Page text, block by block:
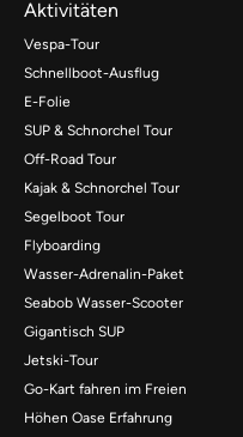
Aktivitäten
Vespa-Tour
Schnellboot-Ausflug
E-Folie
SUP & Schnorchel Tour
Off-Road Tour
Kajak & Schnorchel Tour
Segelboot Tour
Flyboarding
Wasser-Adrenalin-Paket
Seabob Wasser-Scooter
Gigantisch SUP
Jetski-Tour
Go-Kart fahren im Freien
Höhen Oase Erfahrung